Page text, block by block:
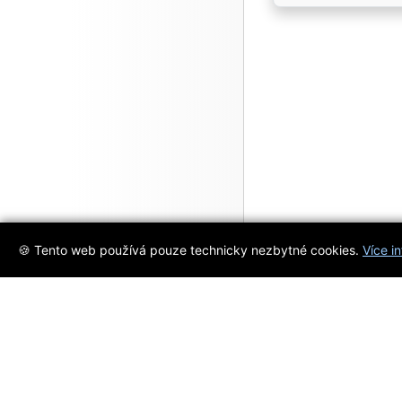
🍪 Tento web používá pouze technicky nezbytné cookies. Více